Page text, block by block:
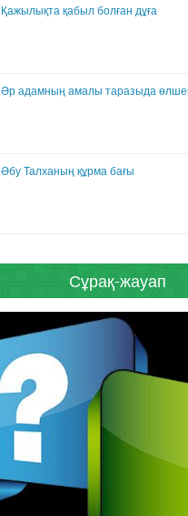
Қажылықта қабыл болған дұға
Әр адамның амалы таразыда
Әбу Талханың құрма бағы
Сұрақ-жауап